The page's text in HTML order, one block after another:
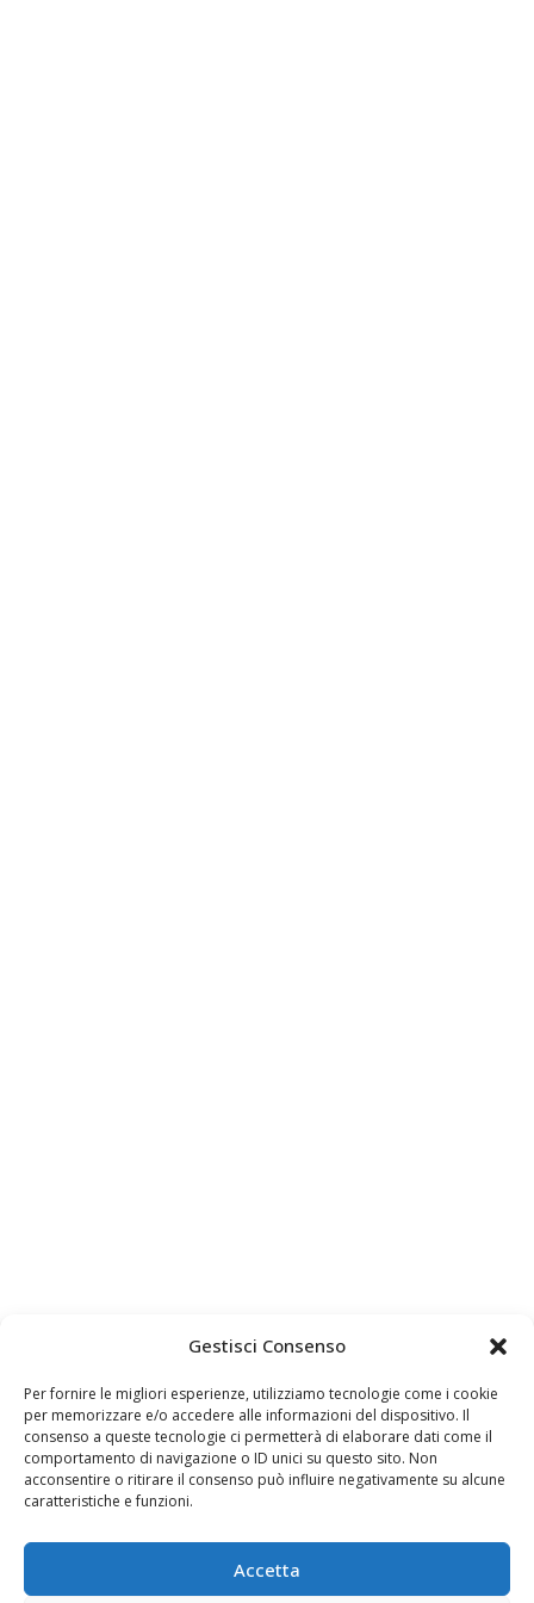
Gestisci Consenso
Per fornire le migliori esperienze, utilizziamo tecnologie come i cookie
per memorizzare e/o accedere alle informazioni del dispositivo. Il
consenso a queste tecnologie ci permetterà di elaborare dati come il
comportamento di navigazione o ID unici su questo sito. Non
acconsentire o ritirare il consenso può influire negativamente su alcune
caratteristiche e funzioni.
Accetta